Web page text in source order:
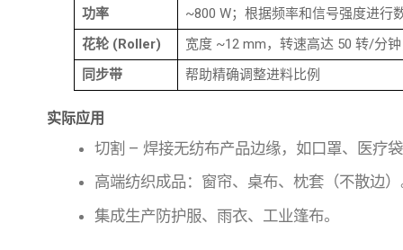
功率
~800 W；根据频率和信号强度进行
花轮 (Roller)
宽度 ~12 mm，转速高达 50 转/分
同步带
帮助精确调整进料比例
实际应用
切割 – 焊接无纺布产品边缘，如口罩、医疗袋
高端纺织成品：窗帘、桌布、枕套（不散边）
集成生产防护服、雨衣、工业篷布。